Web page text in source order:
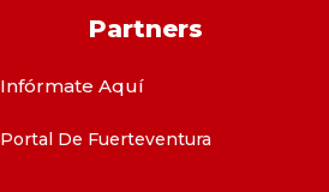
Partners
Infórmate Aquí
Portal De Fuerteventura